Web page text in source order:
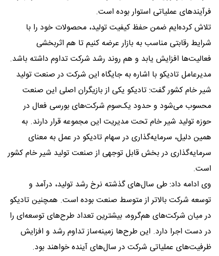
فرآیندهای عملیاتی استوار بوده است.
تلاش کرده‌ایم ضمن حفظ کیفیت تولید، محصولات خود را با
شرایط رقابتی مناسب به بازار عرضه کنیم تا هم اثربخشی
فعالیت‌ها افزایش یابد و هم روند رشد شرکت تداوم داشته باشد.
مدیرعامل تادیکو با اشاره به جایگاه این شرکت در صنعت تولید
شیر خام کشور گفت: تادیکو یکی از بازیگران اصلی این صنعت
محسوب می‌شود و حدود یک‌سوم شرکت‌های بورسی فعال در
حوزه تولید شیر خام تحت مدیریت این مجموعه قرار دارند. به
همین دلیل، سرمایه‌گذاری در سهام تادیکو در عمل به معنای
سرمایه‌گذاری در بخش قابل توجهی از صنعت تولید شیر خام کشور
است.
وی ادامه داد: طی سال‌های گذشته نرخ رشد تولید، درآمد و
توسعه شرکت بالاتر از متوسط صنعت بوده است. همچنین تادیکو
در میان شرکت‌های هم‌گروه، بیشترین تعداد طرح‌های توسعه‌ای را
در دست اجرا دارد. این طرح‌ها زمینه‌ساز تداوم رشد و افزایش
ظرفیت‌های عملیاتی شرکت در سال‌های آینده خواهند بود.